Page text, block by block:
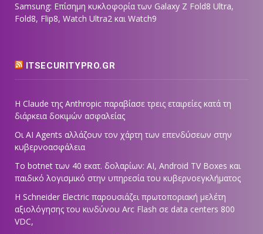
Samsung: Επίσημη κυκλοφορία των Galaxy Z Fold8 Ultra,
Fold8, Flip8, Watch Ultra2 και Watch9
ITSECURITYPRO.GR
Η Claude της Anthropic παραβίασε τρεις εταιρείες κατά τη
διάρκεια δοκιμών ασφαλείας
Οι AI Agents αλλάζουν τον χάρτη των επενδύσεων στην
κυβερνοασφάλεια
Το botnet των 40 εκατ. δολαρίων: AI, Android TV Boxes και
παιδικό λογισμικό στην υπηρεσία του κυβερνοεγκλήματος
Η Schneider Electric παρουσιάζει πρωτοποριακή μελέτη
αξιολόγησης του κινδύνου Arc Flash σε data centers 800
VDC,